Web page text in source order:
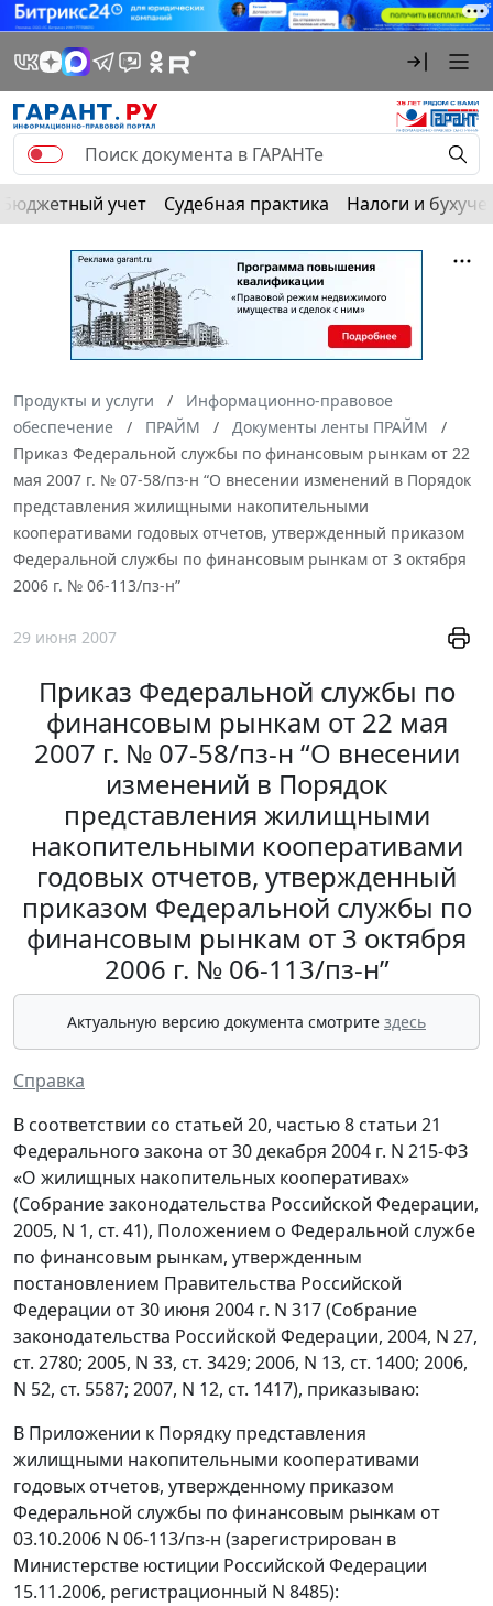
Бюджетный учет Судебная практика Налоги и
Продукты и услуги
Информационно-правовое
обеспечение
ПРАЙМ
Документы ленты ПРАЙМ
Приказ Федеральной службы по финансовым рынкам от 22
мая 2007 г. № 07-58/пз-н “О внесении изменений в Порядок
представления жилищными накопительными
кооперативами годовых отчетов, утвержденный приказом
Федеральной службы по финансовым рынкам от 3 октября
2006 г. № 06-113/пз-н”
29 июня 2007
Приказ Федеральной службы по
финансовым рынкам от 22 мая
2007 г. № 07-58/пз-н “О внесении
изменений в Порядок
представления жилищными
накопительными кооперативами
годовых отчетов, утвержденный
приказом Федеральной службы по
финансовым рынкам от 3 октября
2006 г. № 06-113/пз-н”
Актуальную версию документа смотрите здесь
Справка
В соответствии со статьей 20, частью 8 статьи 21
Федерального закона от 30 декабря 2004 г. N 215-ФЗ
«О жилищных накопительных кооперативах»
(Собрание законодательства Российской Федерации,
2005, N 1, ст. 41), Положением о Федеральной службе
по финансовым рынкам, утвержденным
постановлением Правительства Российской
Федерации от 30 июня 2004 г. N 317 (Собрание
законодательства Российской Федерации, 2004, N 27,
ст. 2780; 2005, N 33, ст. 3429; 2006, N 13, ст. 1400; 2006,
N 52, ст. 5587; 2007, N 12, ст. 1417), приказываю:
В Приложении к Порядку представления
жилищными накопительными кооперативами
годовых отчетов, утвержденному приказом
Федеральной службы по финансовым рынкам от
03.10.2006 N 06-113/пз-н (зарегистрирован в
Министерстве юстиции Российской Федерации
15.11.2006, регистрационный N 8485):